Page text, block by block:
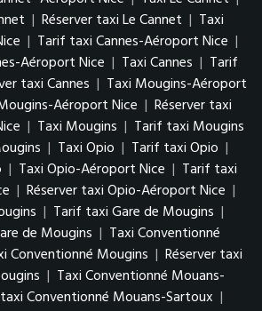
| Réserver taxi Le Cannet | Taxi
| Tarif taxi Cannes-Aéroport Nice |
Aéroport Nice | Taxi Cannes | Tarif
taxi Cannes | Taxi Mougins-Aéroport
Aéroport Nice | Réserver taxi
| Taxi Mougins | Tarif taxi Mougins
| Taxi Opio | Tarif taxi Opio |
| Taxi Opio-Aéroport Nice | Tarif taxi
| Réserver taxi Opio-Aéroport Nice |
| Tarif taxi Gare de Mougins |
de Mougins | Taxi Conventionné
Conventionné Mougins | Réserver taxi
| Taxi Conventionné Mouans-
Conventionné Mouans-Sartoux |